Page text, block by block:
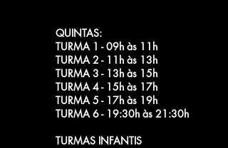
QUINTAS:
TURMA 1 - 09h às 11h
TURMA 2 - 11h às 13h
TURMA 3 - 13h às 15h
TURMA 4 - 15h às 17h
TURMA 5 - 17h às 19h
TURMA 6 - 19:30h às 21:30h
TURMAS INFANTIS